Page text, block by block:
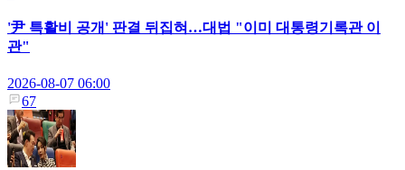
'尹 특활비 공개' 판결 뒤집혀…대법 "이미 대통령기록관 이
관"
2026-08-07 06:00
67